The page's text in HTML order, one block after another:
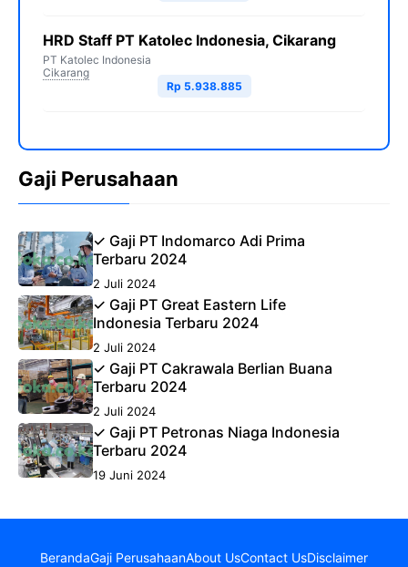
HRD Staff PT Katolec Indonesia, Cikarang
PT Katolec Indonesia
Cikarang
Rp 5.938.885
Gaji Perusahaan
✓ Gaji PT Indomarco Adi Prima
Terbaru 2024
2 Juli 2024
✓ Gaji PT Great Eastern Life
Indonesia Terbaru 2024
2 Juli 2024
✓ Gaji PT Cakrawala Berlian Buana
Terbaru 2024
2 Juli 2024
✓ Gaji PT Petronas Niaga Indonesia
Terbaru 2024
19 Juni 2024
BerandaGaji PerusahaanAbout UsContact UsDisclaimer